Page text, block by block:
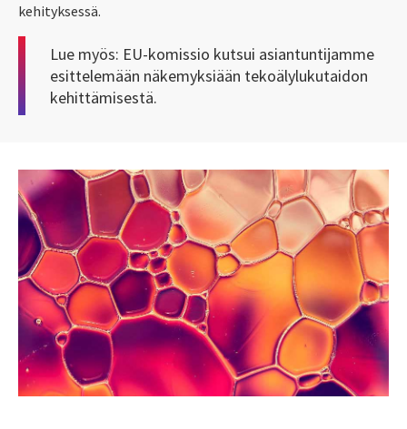
kehityksessä.
Lue myös: EU-komissio kutsui asiantuntijamme
esittelemään näkemyksiään tekoälylukutaidon
kehittämisestä.